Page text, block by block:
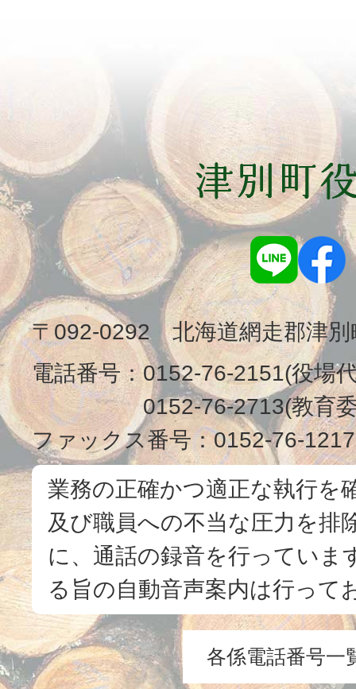
〒092-0292 北海道網走郡津別
電話番号：0152-76-2151(役場
0152-76-2713(教育
ファックス番号：0152-76-1217
業務の正確かつ適正な執行を
及び職員への不当な圧力を排
に、通話の録音を行っていま
る旨の自動音声案内は行って
各係電話番号一